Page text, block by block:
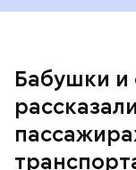
Бабушки и
— Вот меня
выйти из
центру в
не дают тебе
пожаловался